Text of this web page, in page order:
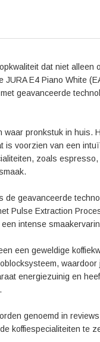
dat niet
E4 Piano White
geavanceerde
waar pronkstuk in
is voorzien van een
zoals
de geavanceerde
Pulse Extraction
intense
een geweldige
energiezuinig en
genoemd in
koffiespecialiteiten te